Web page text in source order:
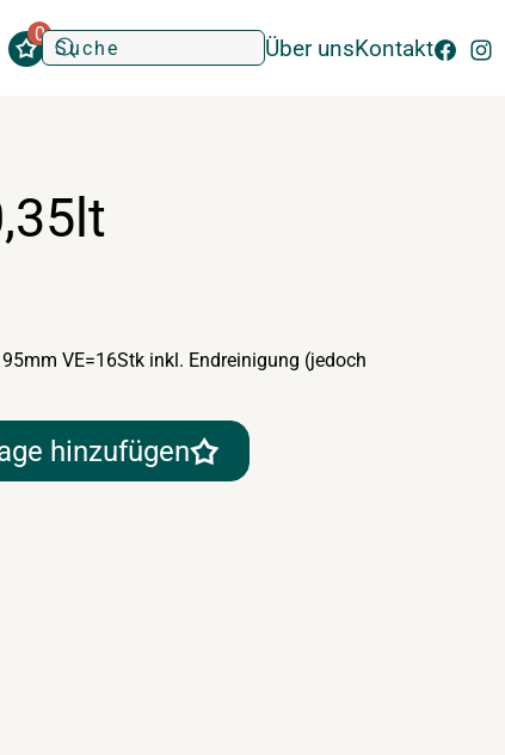
0
Über unsKontakt
VE=16Stk inkl. Endreinigung (jedoch
hinzufügen